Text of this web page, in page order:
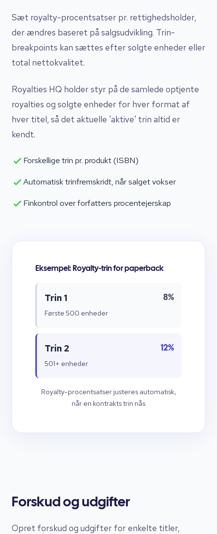
Sæt royalty-procentsatser pr. rettighedsholder,
der ændres baseret på salgsudvikling. Trin-
breakpoints kan sættes efter solgte enheder eller
total nettokvalitet.
Royalties HQ holder styr på de samlede optjente
royalties og solgte enheder for hver format af
hver titel, så det aktuelle 'aktive' trin altid er
kendt.
Forskellige trin pr. produkt (ISBN)
Automatisk trinfremskridt, når salget vokser
Finkontrol over forfatters procentejerskap
Eksempel: Royalty-trin for paperback
Trin 1
Første 500 enheder
8%
Trin 2
501+ enheder
12%
Royalty-procentsatser justeres automatisk,
når en kontrakts trin nås
Forskud og udgifter
Opret forskud og udgifter for enkelte titler,